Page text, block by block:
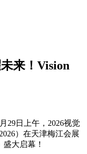
来！Vision
29日上午，2026视觉
）在天津梅江会展
大启幕！